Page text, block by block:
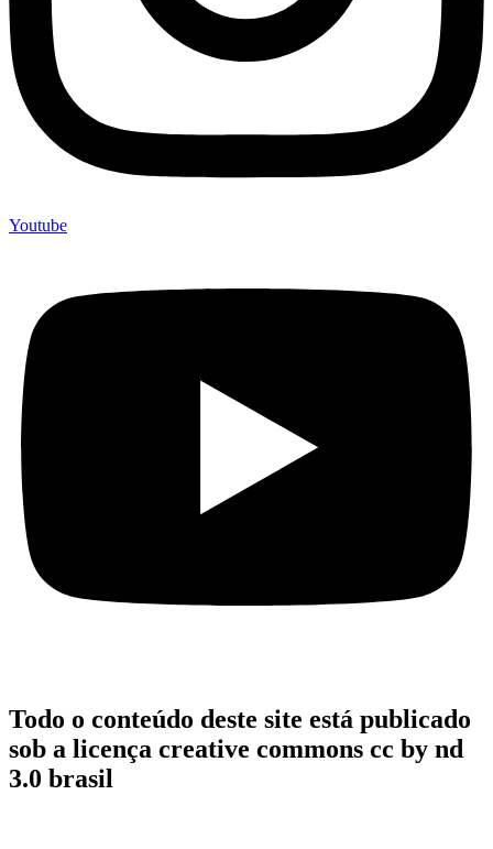
Youtube
Todo o conteúdo deste site está publicado
sob a licença creative commons cc by nd
3.0 brasil